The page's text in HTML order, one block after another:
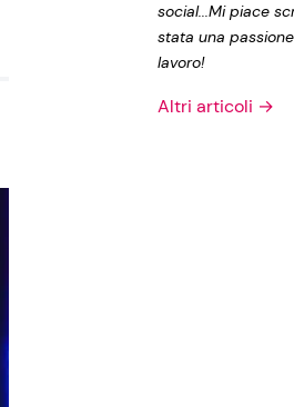
social...Mi piace
stata una
lavoro!
Altri articoli →